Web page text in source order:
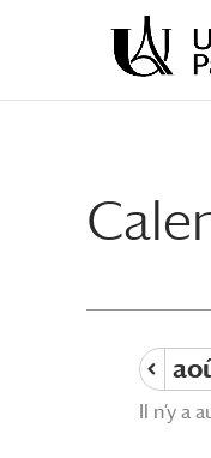
principal
navigation
Il n’y a